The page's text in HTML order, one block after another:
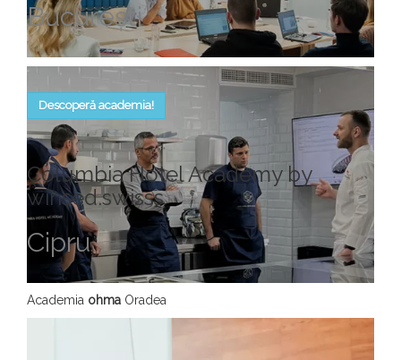
Bucureşti
Descoperă academia!
Columbia Hotel Academy by
winsed.swisss
Cipru
Academia ohma Oradea